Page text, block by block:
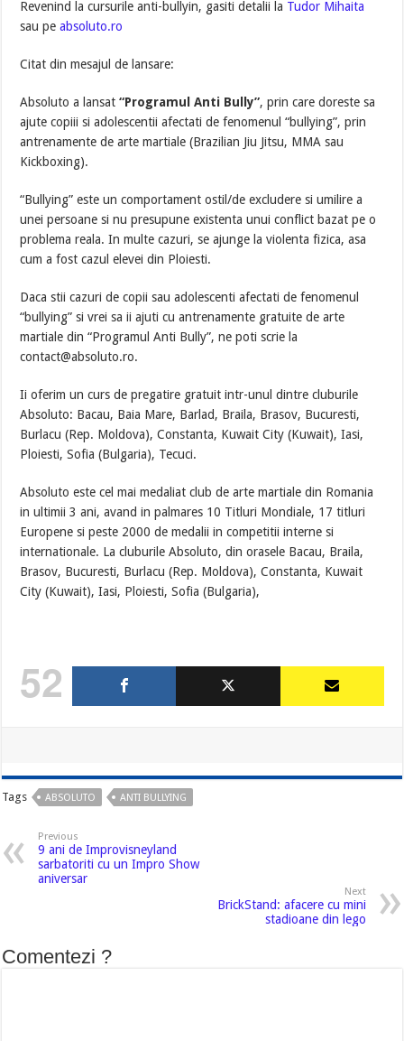
Revenind la cursurile anti-bullyin, gasiti detalii la Tudor Mihaita
sau pe absoluto.ro
Citat din mesajul de lansare:
Absoluto a lansat“Programul Anti Bully”, prin care doreste sa
ajute copiii si adolescentii afectati de fenomenul “bullying”, prin
antrenamente de arte martiale (Brazilian Jiu Jitsu, MMA sau
Kickboxing).
“Bullying” este un comportament ostil/de excludere si umilire a
unei persoane si nu presupune existenta unui conflict bazat pe o
problema reala. In multe cazuri, se ajunge la violenta fizica, asa
cum a fost cazul elevei din Ploiesti.
Daca stii cazuri de copii sau adolescenti afectati de fenomenul
“bullying” si vrei sa ii ajuti cu antrenamente gratuite de arte
martiale din “Programul Anti Bully”, ne poti scrie la
contact@absoluto.ro.
Ii oferim un curs de pregatire gratuit intr-unul dintre cluburile
Absoluto: Bacau, Baia Mare, Barlad, Braila, Brasov, Bucuresti,
Burlacu (Rep. Moldova), Constanta, Kuwait City (Kuwait), Iasi,
Ploiesti, Sofia (Bulgaria), Tecuci.
Absoluto este cel mai medaliat club de arte martiale din Romania
in ultimii 3 ani, avand in palmares 10 Titluri Mondiale, 17 titluri
Europene si peste 2000 de medalii in competitii interne si
internationale. La cluburile Absoluto, din orasele Bacau, Braila,
Brasov, Bucuresti, Burlacu (Rep. Moldova), Constanta, Kuwait
City (Kuwait), Iasi, Ploiesti, Sofia (Bulgaria),
52
Tags ABSOLUTO ANTI BULLYING
Previous
9 ani de Improvisneyland
sarbatoriti cu un Impro Show
aniversar
Next
BrickStand: afacere cu mini
stadioane din lego
Comentezi ?